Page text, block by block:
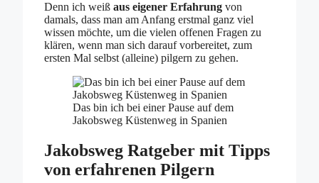
Denn ich weiß aus eigener Erfahrung von
damals, dass man am Anfang erstmal ganz viel
wissen möchte, um die vielen offenen Fragen zu
klären, wenn man sich darauf vorbereitet, zum
ersten Mal selbst (alleine) pilgern zu gehen.
Das bin ich bei einer Pause auf dem
Jakobsweg Küstenweg in Spanien
Jakobsweg Ratgeber mit Tipps
von erfahrenen Pilgern